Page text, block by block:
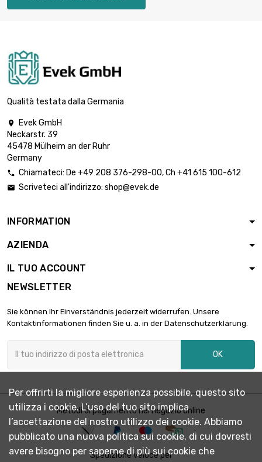
Qualità testata dalla Germania

Evek GmbH
Neckarstr. 39
45478 Mülheim an der Ruhr
Germany
 Chiamateci: De +49 208 376-298-00, Ch +41 615 100-612
 Scriveteci all'indirizzo: shop@evek.de
INFORMATION
AZIENDA
IL TUO ACCOUNT
NEWSLETTER
Sie können Ihr Einverständnis jederzeit widerrufen. Unsere
Kontaktinformationen finden Sie u. a. in der Datenschutzerklärung.
OK
Metodi di pagamento nel negozio online
Spedizione veloce per
Per offrirti la migliore esperienza possibile, questo sito
utilizza i cookie. L’uso del tuo sito implica
l’accettazione del nostro utilizzo dei cookie. Abbiamo
pubblicato una nuova politica sui cookie, di cui dovresti
avere bisogno per saperne di più sui cookie che